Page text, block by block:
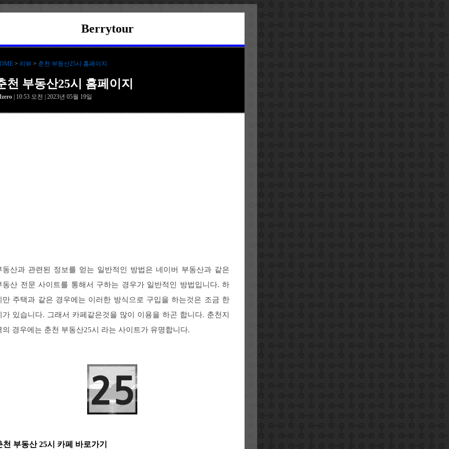
Berrytour
> 리뷰 > 춘천 부동산25시 홈페이지
천 부동산25시 홈페이지
| 10:53 오전 | 2023년 05월 19일
동산과 관련된 정보를 얻는 일반적인 방법은 네이버 부동산과 같은
동산 전문 사이트를 통해서 구하는 경우가 일반적인 방법입니다. 하
만 주택과 같은 경우에는 이러한 방식으로 구입을 하는것은 조금 한
가 있습니다. 그래서 카페같은것을 많이 이용을 하곤 합니다. 춘천지
의 경우에는 춘천 부동산25시 라는 사이트가 유명합니다.
천 부동산 25시 카페 바로가기